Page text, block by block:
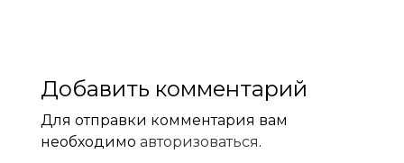
Добавить комментарий
Для отправки комментария вам
необходимо авторизоваться.